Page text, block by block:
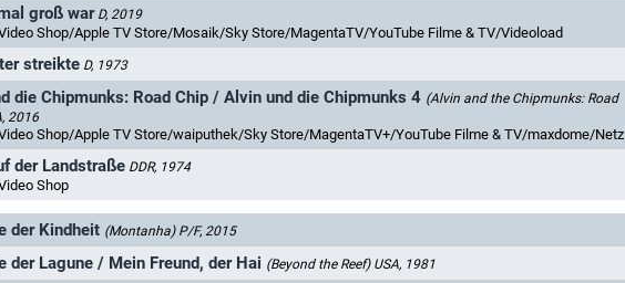
groß war D, 2019
Shop/Apple TV Store/Mosaik/Sky Store/MagentaTV/YouTube Filme & TV/Videoload
streikte D, 1973
die Chipmunks: Road Chip / Alvin und die Chipmunks 4 (Alvin and the Chipmunks: Road
2016
Shop/Apple TV Store/waiputhek/Sky Store/MagentaTV+/YouTube Filme & TV/maxdome/Netzkino/Rakuten TV
der Landstraße DDR, 1974
Shop
der Kindheit (Montanha) P/F, 2015
der Lagune / Mein Freund, der Hai (Beyond the Reef) USA, 1981